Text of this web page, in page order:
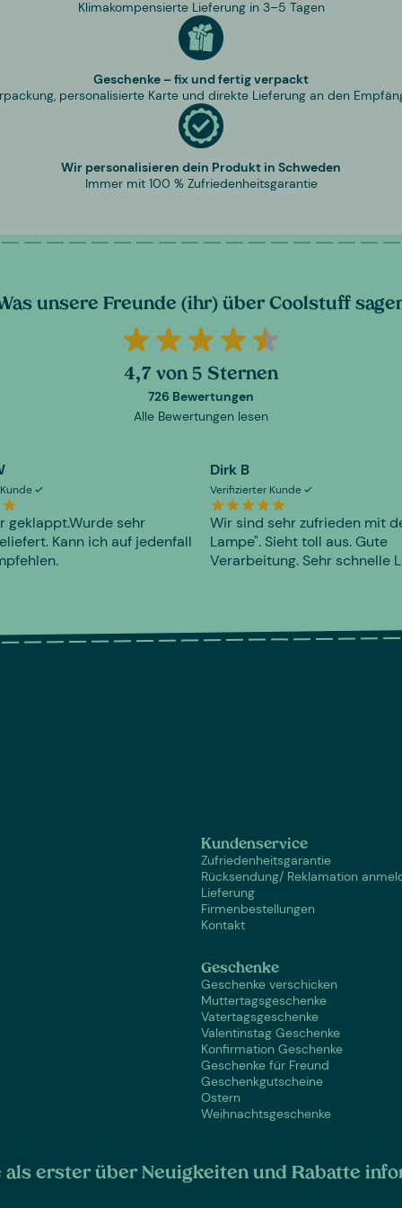
Klimakompensierte Lieferung in 3–5 Tagen
Geschenke – fix und fertig verpackt
personalisierte Karte und direkte Lieferung an den
Wir personalisieren dein Produkt in Schweden
Immer mit 100 % Zufriedenheitsgarantie
unsere Freunde (ihr) über Coolstuff
4,7 von 5 Sternen
726 Bewertungen
Alle Bewertungen lesen
geklappt.Wurde sehr
Kann ich auf jedenfall
Dirk B
Verifizierter Kunde
Wir sind sehr zufrieden mit
Lampe". Sieht toll aus. Gute
Verarbeitung. Sehr schnelle
Kundenservice
Zufriedenheitsgarantie
Rücksendung/ Reklamation
Lieferung
Firmenbestellungen
Kontakt
Geschenke
Geschenke verschicken
Muttertagsgeschenke
Vatertagsgeschenke
Valentinstag Geschenke
Konfirmation Geschenke
Geschenke für Freund
Geschenkgutscheine
Ostern
Weihnachtsgeschenke
als erster über Neuigkeiten und Rabatte